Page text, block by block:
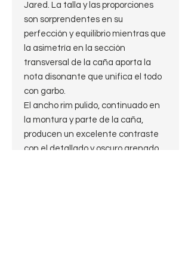
Jared. La talla y las proporciones
son sorprendentes en su
perfección y equilibrio mientras que
la asimetría en la sección
transversal de la caña aporta la
nota disonante que unifica el todo
con garbo.
El ancho rim pulido, continuado en
la montura y parte de la caña,
producen un excelente contraste
con el detallado y oscuro arenado